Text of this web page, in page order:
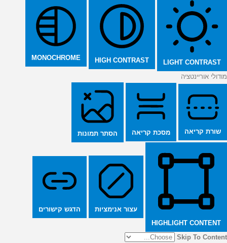
LIGHT CONTRAST
HIGH CONTRAST
MONOCHROME
מודולי אוריינטציה
שורת קריאה מסכת קריאה הסתר תמונות
HIGHLIGHT CONTENT
עצור אנימציות הדגש קישורים
Skip To Content